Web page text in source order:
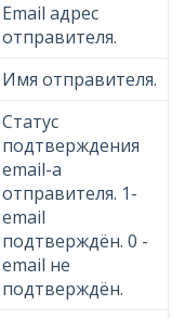
Email адрес
отправителя.
Имя отправителя.
Статус
подтверждения
email-a
отправителя. 1-
email
подтверждён. 0 -
email не
подтверждён.